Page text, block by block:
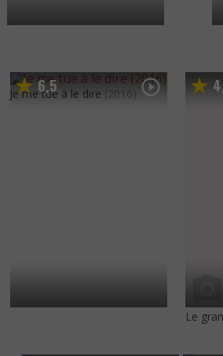
6,5
Je me tue à le dire (2016) 4
Le